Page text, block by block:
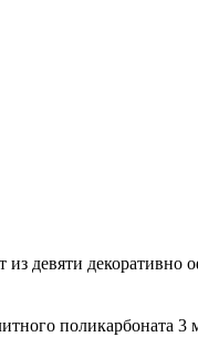
девяти
поликарбоната 3